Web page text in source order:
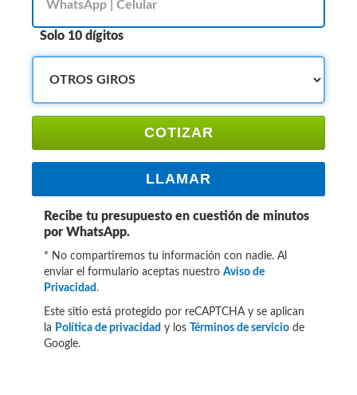
Solo 10 dígitos
COTIZAR
LLAMAR
Recibe tu presupuesto en cuestión de minutos
por WhatsApp.
* No compartiremos tu información con nadie. Al
enviar el formulario aceptas nuestro Aviso de
Privacidad .
Este sitio está protegido por reCAPTCHA y se aplican
la Política de privacidad y los Términos de servicio de
Google.